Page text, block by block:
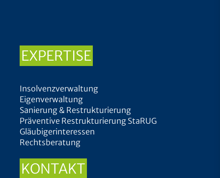
EXPERTISE
Insolvenzverwaltung
Eigenverwaltung
Sanierung & Restrukturierung
Präventive Restrukturierung StaRUG
Gläubigerinteressen
Rechtsberatung
KONTAKT